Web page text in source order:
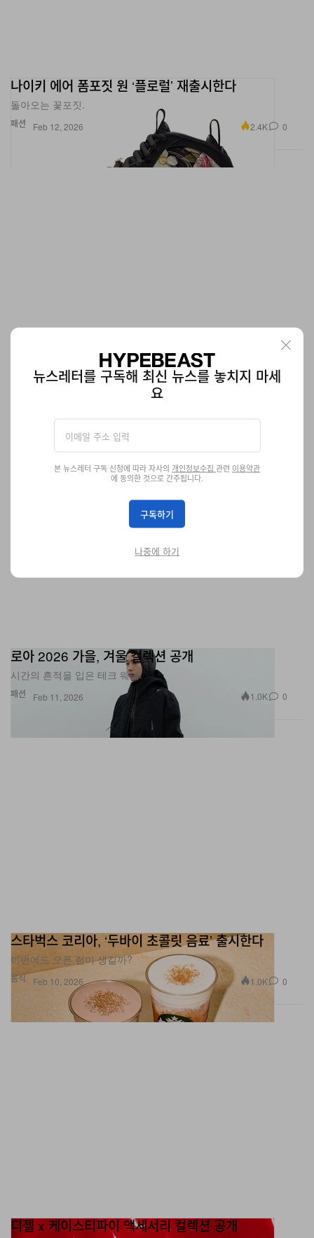
패션
나이키 에어 폼포짓 원 ‘플로럴’ 재출시한다
돌아오는 꽃포짓.
Feb 12, 2026 2.4K 0
JW 앤더슨 x 유니클로 2026년 봄, 여름 컬렉션 공개
패션
로아 2026 가을, 겨울 컬렉션 공개
시간의 흔적을 입은 테크 웨어.
Feb 11, 2026 1.0K 0
음식
스타벅스 코리아, ‘두바이 초콜릿 음료’ 출시한다
이번에도 오픈 런이 생길까?
Feb 10, 2026 1.0K 0
디젤 x 케이스티파이 액세서리 컬렉션 공개
뉴스레터를 구독해 최신 뉴스를 놓치지 마세
요
본 뉴스레터 구독 신청에 따라 자사의 개인정보수집 관련 이용약관
에 동의한 것으로 간주됩니다.
구독하기
나중에 하기